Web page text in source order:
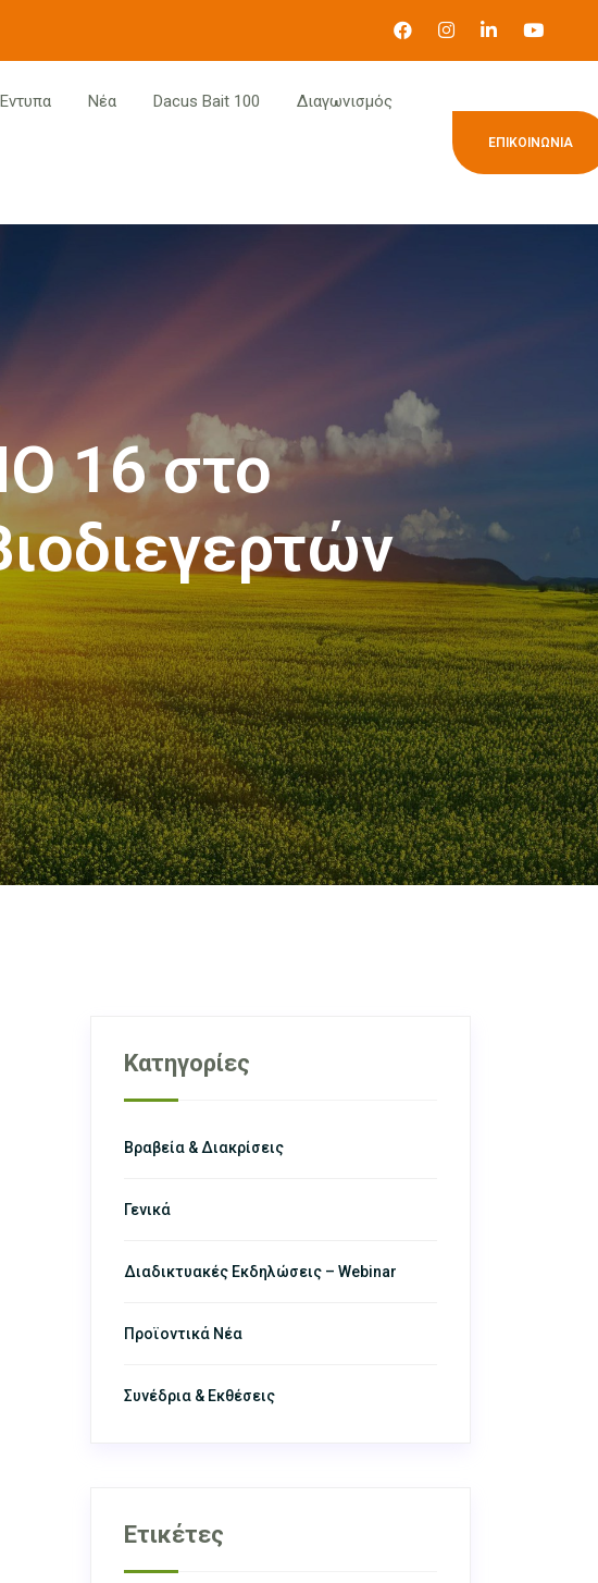
Νέα Dacus Bait 100 Διαγωνισμός
ΕΠΙΚΟΙΝΩΝΊΑ
16 στο
Κατηγορίες
Βραβεία & Διακρίσεις
Γενικά
Διαδικτυακές Εκδηλώσεις – Webinar
Προϊοντικά Νέα
Συνέδρια & Εκθέσεις
Ετικέτες